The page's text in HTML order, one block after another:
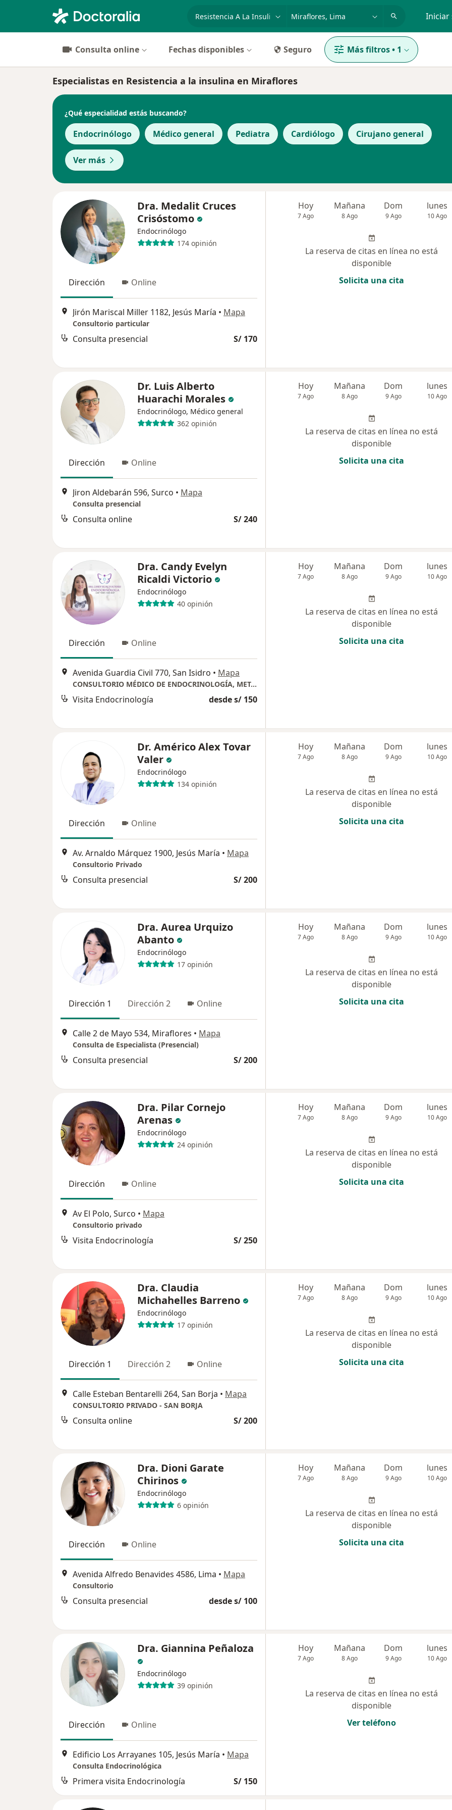
Iniciar
Consulta online Fechas disponibles Seguro Más filtros• 1
Especialistas en Resistencia a la insulina en Miraflores
¿Qué especialidad estás buscando?
Endocrinólogo Médico general Pediatra Cardiólogo Cirujano general
Ver más
Dra. Medalit Cruces
Crisóstomo
Endocrinólogo
174 opinión
Dirección Online
Jirón Mariscal Miller 1182, Jesús María • Mapa
Consultorio particular
Consulta presencial S/ 170
Hoy
7 Ago
Mañana
8 Ago
Dom
9 Ago
lunes
10 Ago
La reserva de citas en línea no está
disponible
Solicita una cita
Dr. Luis Alberto
Huarachi Morales
Endocrinólogo, Médico general
362 opinión
Dirección Online
Jiron Aldebarán 596, Surco • Mapa
Consulta presencial
Consulta online S/ 240
Hoy
7 Ago
Mañana
8 Ago
Dom
9 Ago
lunes
10 Ago
La reserva de citas en línea no está
disponible
Solicita una cita
Dra. Candy Evelyn
Ricaldi Victorio
Endocrinólogo
40 opinión
Dirección Online
Avenida Guardia Civil 770, San Isidro • Mapa
CONSULTORIO MÉDICO DE ENDOCRINOLOGÍA, METABOLISMO Y DIABETES
Visita Endocrinología desde s/ 150
Hoy
7 Ago
Mañana
8 Ago
Dom
9 Ago
lunes
10 Ago
La reserva de citas en línea no está
disponible
Solicita una cita
Dr. Américo Alex Tovar
Valer
Endocrinólogo
134 opinión
Dirección Online
Av. Arnaldo Márquez 1900, Jesús María • Mapa
Consultorio Privado
Consulta presencial S/ 200
Hoy
7 Ago
Mañana
8 Ago
Dom
9 Ago
lunes
10 Ago
La reserva de citas en línea no está
disponible
Solicita una cita
Dra. Aurea Urquizo
Abanto
Endocrinólogo
17 opinión
Dirección 1 Dirección 2 Online
Calle 2 de Mayo 534, Miraflores • Mapa
Consulta de Especialista (Presencial)
Consulta presencial S/ 200
Hoy
7 Ago
Mañana
8 Ago
Dom
9 Ago
lunes
10 Ago
La reserva de citas en línea no está
disponible
Solicita una cita
Dra. Pilar Cornejo
Arenas
Endocrinólogo
24 opinión
Dirección Online
Av El Polo, Surco • Mapa
Consultorio privado
Visita Endocrinología S/ 250
Hoy
7 Ago
Mañana
8 Ago
Dom
9 Ago
lunes
10 Ago
La reserva de citas en línea no está
disponible
Solicita una cita
Dra. Claudia
Michahelles Barreno
Endocrinólogo
17 opinión
Dirección 1 Dirección 2 Online
Calle Esteban Bentarelli 264, San Borja • Mapa
CONSULTORIO PRIVADO - SAN BORJA
Consulta online S/ 200
Hoy
7 Ago
Mañana
8 Ago
Dom
9 Ago
lunes
10 Ago
La reserva de citas en línea no está
disponible
Solicita una cita
Dra. Dioni Garate
Chirinos
Endocrinólogo
6 opinión
Dirección Online
Avenida Alfredo Benavides 4586, Lima • Mapa
Consultorio
Consulta presencial desde s/ 100
Hoy
7 Ago
Mañana
8 Ago
Dom
9 Ago
lunes
10 Ago
La reserva de citas en línea no está
disponible
Solicita una cita
Dra. Giannina Peñaloza
Endocrinólogo
39 opinión
Dirección Online
Edificio Los Arrayanes 105, Jesús María • Mapa
Consulta Endocrinológica
Primera visita Endocrinología S/ 150
Hoy
7 Ago
Mañana
8 Ago
Dom
9 Ago
lunes
10 Ago
La reserva de citas en línea no está
disponible
Ver teléfono